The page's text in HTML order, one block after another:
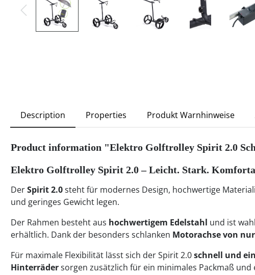
Description Properties Produkt Warnhinweise
Product information "Elektro Golftrolley Spirit 2.0
Elektro Golftrolley Spirit 2.0– Leicht. Stark.
DerSpirit 2.0steht für modernes Design, hochwertige
und geringes Gewicht legen.
Der Rahmen besteht aus hochwertigem Edelstahl und ist
erhältlich. Dank der besonders schlanken Motorachse von
Für maximale Flexibilität lässt sich der Spirit 2.0schnell und
Hinterrädersorgen zusätzlich für ein minimales Packmaß